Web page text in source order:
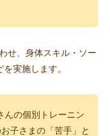
せ、身体スキル・ソー
実施します。
んの個別トレーニン
子さまの「苦手」と